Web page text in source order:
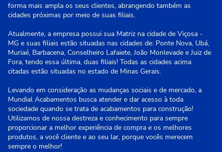
forma mais ampla os seus clientes, abrangendo também as
cidades próximas por meio de suas filiais.
Atualmente, a empresa possui sua Matriz na cidade de Viçosa -
MG e suas filiais estão situadas nas cidades de: Ponte Nova, Ubá,
Muriaé, Barbacena, Conselheiro Lafaiete, João Monlevade e Juiz de
Fora, tendo essa última, duas filiais! Todas as cidades acima
citadas estão situadas no estado de Minas Gerais.
Levando em consideração as mudanças sociais e de mercado, a
Mundial Acabamentos busca atender e dar acesso à toda
sociedade quando se trata de acabamentos para construção!
Utilizamos de nossa destreza e conhecimento para sempre
proporcionar a melhor experiência de compra e os melhores
produtos, a você cliente e ao seu lar, porque vocês merecem
sempre o melhor!